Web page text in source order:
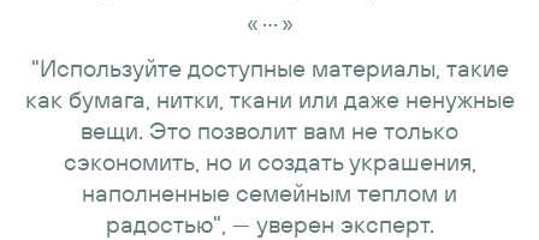
« ... »
"Используйте доступные материалы, такие
как бумага, нитки, ткани или даже ненужные
вещи. Это позволит вам не только
сэкономить, но и создать украшения,
наполненные семейным теплом и
радостью", — уверен эксперт.